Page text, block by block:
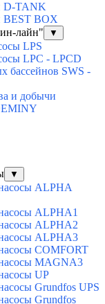
D-TANK
BEST BOX
лайн"
▼
LPS
LPC - LPCD
бассейнов SWS -
и добычи
▼
ALPHA
ALPHA1
ALPHA2
ALPHA3
COMFORT
MAGNA3
UP
Grundfos UPS
Grundfos